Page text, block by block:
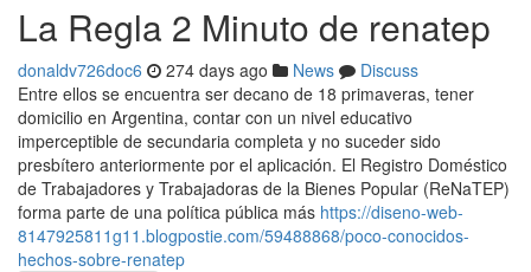
La Regla 2 Minuto de renatep
donaldv726doc6 274 days ago News
Discuss
Entre ellos se encuentra ser decano de 18 primaveras, tener
domicilio en Argentina, contar con un nivel educativo
imperceptible de secundaria completa y no suceder sido
presbítero anteriormente por el aplicación. El Registro Doméstico
de Trabajadores y Trabajadoras de la Bienes Popular (ReNaTEP)
forma parte de una política pública más https://diseno-web-
8147925811g11.blogpostie.com/59488868/poco-conocidos-
hechos-sobre-renatep